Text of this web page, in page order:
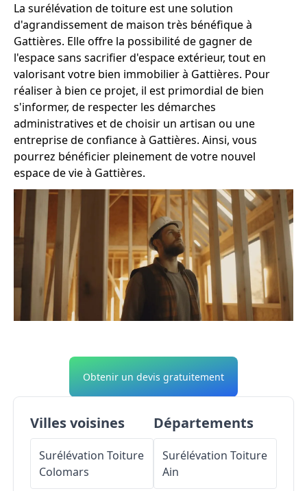
La surélévation de toiture est une solution
d'agrandissement de maison très bénéfique à
Gattières. Elle offre la possibilité de gagner de
l'espace sans sacrifier d'espace extérieur, tout en
valorisant votre bien immobilier à Gattières. Pour
réaliser à bien ce projet, il est primordial de bien
s'informer, de respecter les démarches
administratives et de choisir un artisan ou une
entreprise de confiance à Gattières. Ainsi, vous
pourrez bénéficier pleinement de votre nouvel
espace de vie à Gattières.
Obtenir un devis gratuitement
Villes voisines
Surélévation Toiture
Colomars
Départements
Surélévation Toiture
Ain